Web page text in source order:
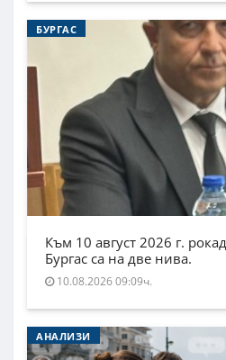
БУРГАС
Към 10 август 2026 г.
Бургас са на две нива.
10.08.2026 09:09ч.
АНАЛИЗИ